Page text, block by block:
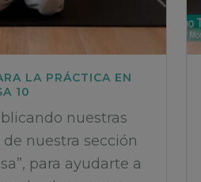
LA PRÁCTICA EN
10
nuestras
nuestra sección
para ayudarte a